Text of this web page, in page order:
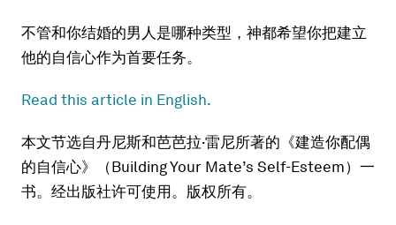
不管和你结婚的男人是哪种类型，神都希望你把建立
他的自信心作为首要任务。
Read this article in English.
本文节选自丹尼斯和芭芭拉·雷尼所著的《建造你配偶
的自信心》（Building Your Mate’s Self-Esteem）一
书。经出版社许可使用。版权所有。